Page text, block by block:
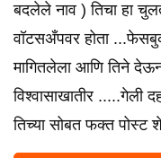
बदलेले नाव ) तिचा हा
वॉटसअँपवर होता
मागितलेला आणि तिने
विश्वासाखातीर .....गेली
तिच्या सोबत फक्त पोस्ट